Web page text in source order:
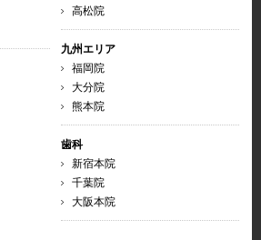
高松院
九州エリア
福岡院
大分院
熊本院
歯科
新宿本院
千葉院
大阪本院